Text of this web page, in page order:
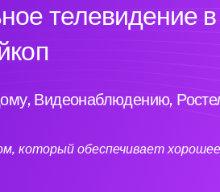
телевидение
Видеонаблюдению,
который обеспечивает